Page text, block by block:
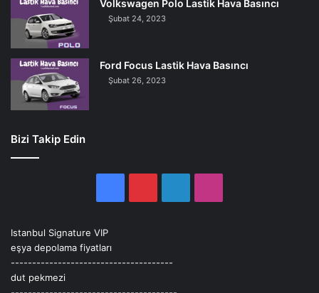
Volkswagen Polo Lastik Hava Basıncı
Şubat 24, 2023
Ford Focus Lastik Hava Basıncı
Şubat 26, 2023
Bizi Takip Edin
Istanbul Signature VIP
eşya depolama fiyatları
--------------------------------------
dut pekmezi